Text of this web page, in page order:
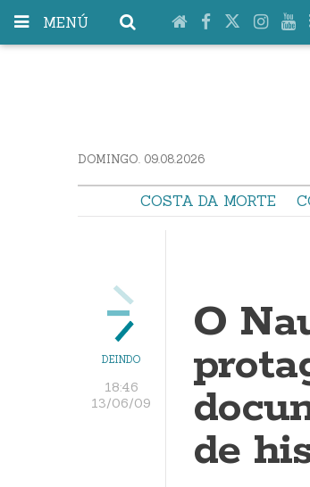
MENÚ
DOMINGO. 09.08.2026
COSTA DA MORTE
DEINDO
18:46
13/06/09
O
de